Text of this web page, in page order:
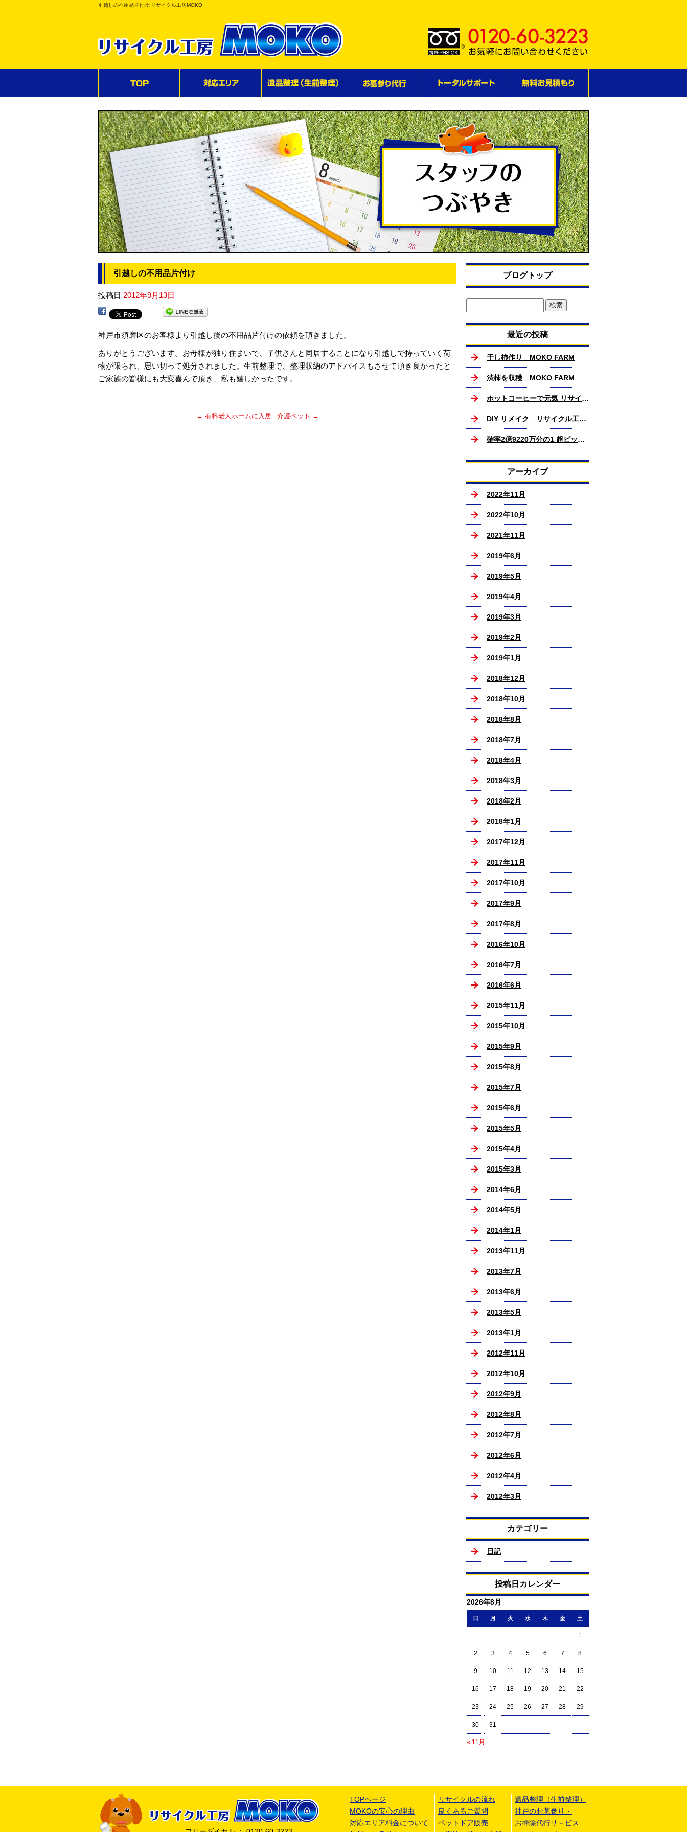
引越しの不用品片付け|リサイクル工房MOKO
引越しの不用品片付け
投稿日 2012年9月13日
神戸市須磨区のお客様より引越し後の不用品片付けの依頼を頂きました。
ありがとうございます。お母様が独り住まいで、子供さんと同居することになり引越しで持っていく荷
物が限られ、思い切って処分されました。生前整理で、整理収納のアドバイスもさせて頂き良かったと
ご家族の皆様にも大変喜んで頂き、私も嬉しかったです。
← 有料老人ホームに入居 介護ベット →
ブログトップ
最近の投稿
干し柿作り MOKO FARM
渋柿を収穫 MOKO FARM
ホットコーヒーで元気 リサイクル工房MOKO
DIY リメイク リサイクル工房MOKO
確率2億9220万分の1 超ビックリ
アーカイブ
2022年11月
2022年10月
2021年11月
2019年6月
2019年5月
2019年4月
2019年3月
2019年2月
2019年1月
2018年12月
2018年10月
2018年8月
2018年7月
2018年4月
2018年3月
2018年2月
2018年1月
2017年12月
2017年11月
2017年10月
2017年9月
2017年8月
2016年10月
2016年7月
2016年6月
2015年11月
2015年10月
2015年9月
2015年8月
2015年7月
2015年6月
2015年5月
2015年4月
2015年3月
2014年6月
2014年5月
2014年1月
2013年11月
2013年7月
2013年6月
2013年5月
2013年1月
2012年11月
2012年10月
2012年9月
2012年8月
2012年7月
2012年6月
2012年4月
2012年3月
カテゴリー
日記
投稿日カレンダー
2026年8月
日 月 火 水 木 金 土
« 11月
1
2 3 4 5 6 7 8
9 10 11 12 13 14 15
16 17 18 19 20 21 22
23 24 25 26 27 28 29
30 31
TOPページ
MOKOの安心の理由
対応エリア料金について
リサイクルの流れ
良くあるご質問
ペットドア販売
遺品整理（生前整理）
神戸のお墓参り・
お掃除代行サ－ビス